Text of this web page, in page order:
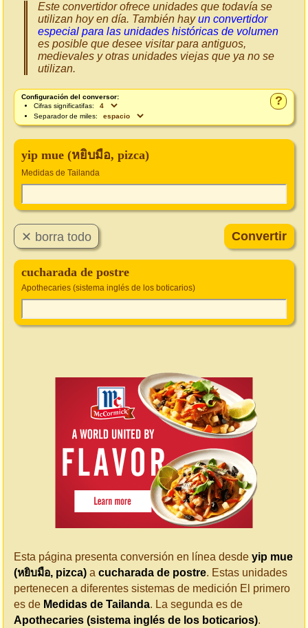
Este convertidor ofrece unidades que todavía se
utilizan hoy en día. También hayun convertidor
especial para las unidades históricas de volumen
es posible que desee visitar para antiguos,
medievales y otras unidades viejas que ya no se
utilizan.
?
Configuración del conversor:
Cifras significatifas:
Separador de miles:
yip mue (หยิบมือ, pizca)
Medidas de Tailanda
cucharada de postre
Apothecaries (sistema inglés de los boticarios)
Esta página presenta conversión en línea desde yip mue
(หยิบมือ, pizca) a cucharada de postre. Estas unidades
pertenecen a diferentes sistemas de medición El primero
es de Medidas de Tailanda. La segunda es de
Apothecaries (sistema inglés de los boticarios).